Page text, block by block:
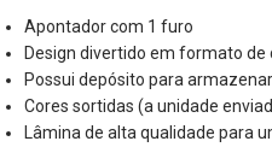
Apontador com 1 furo
Design divertido em formato de
Possui depósito para
Cores sortidas (a unidade
Lâmina de alta qualidade para